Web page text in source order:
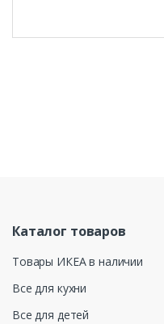
Каталог товаров
Товары ИКЕА в наличии
Все для кухни
Все для детей